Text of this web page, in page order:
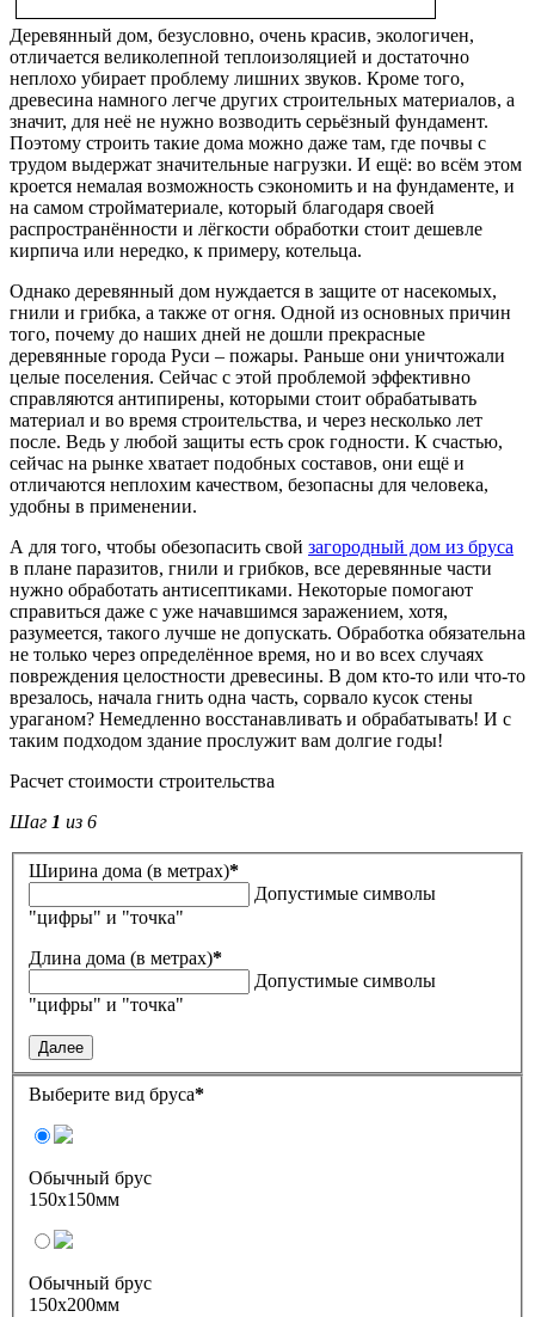
Деревянный дом, безусловно, очень красив, экологичен,
отличается великолепной теплоизоляцией и достаточно
неплохо убирает проблему лишних звуков. Кроме того,
древесина намного легче других строительных материалов, а
значит, для неё не нужно возводить серьёзный фундамент.
Поэтому строить такие дома можно даже там, где почвы с
трудом выдержат значительные нагрузки. И ещё: во всём этом
кроется немалая возможность сэкономить и на фундаменте, и
на самом стройматериале, который благодаря своей
распространённости и лёгкости обработки стоит дешевле
кирпича или нередко, к примеру, котельца.
Однако деревянный дом нуждается в защите от насекомых,
гнили и грибка, а также от огня. Одной из основных причин
того, почему до наших дней не дошли прекрасные
деревянные города Руси – пожары. Раньше они уничтожали
целые поселения. Сейчас с этой проблемой эффективно
справляются антипирены, которыми стоит обрабатывать
материал и во время строительства, и через несколько лет
после. Ведь у любой защиты есть срок годности. К счастью,
сейчас на рынке хватает подобных составов, они ещё и
отличаются неплохим качеством, безопасны для человека,
удобны в применении.
А для того, чтобы обезопасить свой загородный дом из бруса
в плане паразитов, гнили и грибков, все деревянные части
нужно обработать антисептиками. Некоторые помогают
справиться даже с уже начавшимся заражением, хотя,
разумеется, такого лучше не допускать. Обработка обязательна
не только через определённое время, но и во всех случаях
повреждения целостности древесины. В дом кто-то или что-то
врезалось, начала гнить одна часть, сорвало кусок стены
ураганом? Немедленно восстанавливать и обрабатывать! И с
таким подходом здание прослужит вам долгие годы!
Расчет стоимости строительства
Шаг 1 из 6
Ширина дома (в метрах)*
Допустимые символы
"цифры" и "точка"
Длина дома (в метрах)*
Допустимые символы
"цифры" и "точка"
Далее
Выберите вид бруса*
Обычный брус
150х150мм
Обычный брус
150х200мм